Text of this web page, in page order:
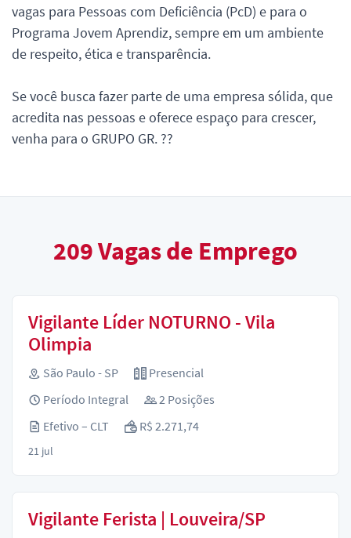
vagas para Pessoas com Deficiência (PcD) e para o
Programa Jovem Aprendiz, sempre em um ambiente
de respeito, ética e transparência.
Se você busca fazer parte de uma empresa sólida, que
acredita nas pessoas e oferece espaço para crescer,
venha para o GRUPO GR. ??
209Vagas de Emprego
Vigilante Líder NOTURNO - Vila
Olimpia
São Paulo - SP
Presencial
Período Integral
2 Posições
Efetivo – CLT
R$ 2.271,74
21 jul
Vigilante Ferista | Louveira/SP